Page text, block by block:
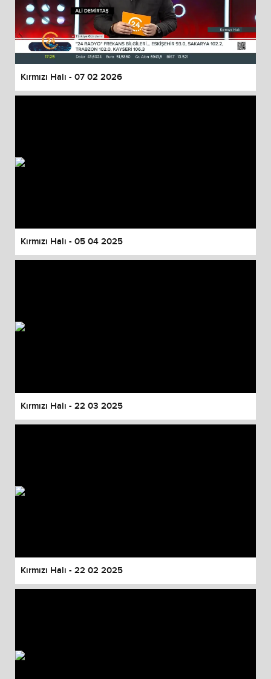
Kırmızı Halı - 07 02 2026
Kırmızı Halı - 05 04 2025
Kırmızı Halı - 22 03 2025
Kırmızı Halı - 22 02 2025